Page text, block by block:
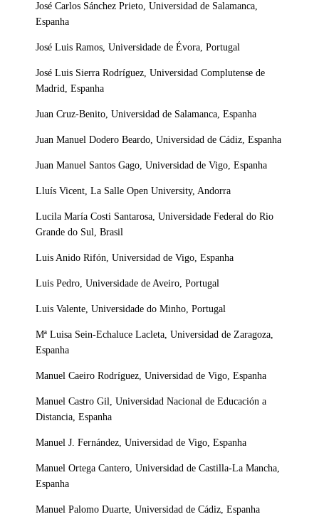
José Carlos Sánchez Prieto, Universidad de Salamanca,
Espanha
José Luis Ramos, Universidade de Évora, Portugal
José Luis Sierra Rodríguez, Universidad Complutense de
Madrid, Espanha
Juan Cruz-Benito, Universidad de Salamanca, Espanha
Juan Manuel Dodero Beardo, Universidad de Cádiz, Espanha
Juan Manuel Santos Gago, Universidad de Vigo, Espanha
Lluís Vicent, La Salle Open University, Andorra
Lucila María Costi Santarosa, Universidade Federal do Rio
Grande do Sul, Brasil
Luis Anido Rifón, Universidad de Vigo, Espanha
Luis Pedro, Universidade de Aveiro, Portugal
Luis Valente, Universidade do Minho, Portugal
Mª Luisa Sein-Echaluce Lacleta, Universidad de Zaragoza,
Espanha
Manuel Caeiro Rodríguez, Universidad de Vigo, Espanha
Manuel Castro Gil, Universidad Nacional de Educación a
Distancia, Espanha
Manuel J. Fernández, Universidad de Vigo, Espanha
Manuel Ortega Cantero, Universidad de Castilla-La Mancha,
Espanha
Manuel Palomo Duarte, Universidad de Cádiz, Espanha